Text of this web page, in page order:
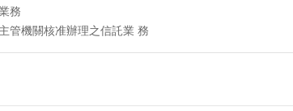
務
管機關核准辦理之信託業 務